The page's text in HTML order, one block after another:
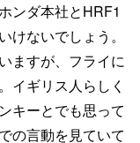
ンダ本社とHRF1
ないでしょう。
ますが、フライに
イギリス人らしく
キーとでも思って
の言動を見ていて